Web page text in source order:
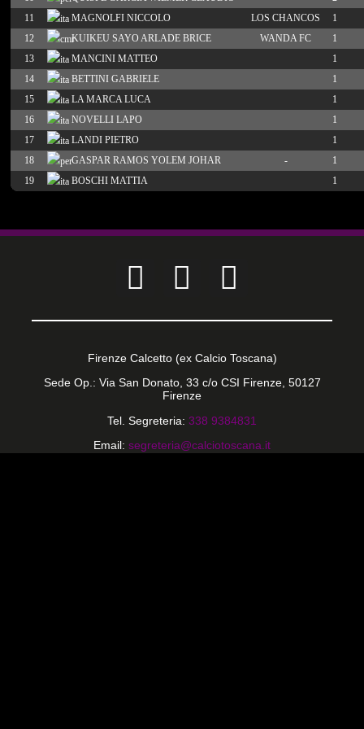
11
MAGNOLFI NICCOLO LOS CHANCOS
1
12
KUIKEU SAYO ARLADE BRICE WANDA FC
1
13
MANCINI MATTEO
1
14
BETTINI GABRIELE
1
15
LA MARCA LUCA
1
16
NOVELLI LAPO
1
17
LANDI PIETRO
1
18
GASPAR RAMOS YOLEM JOHAR -
1
19
BOSCHI MATTIA 1
Firenze Calcetto (ex Calcio Toscana)
Sede Op.: Via San Donato, 33 c/o CSI Firenze, 50127
Firenze
Tel. Segreteria: 338 9384831
Email: segreteria@calciotoscana.it